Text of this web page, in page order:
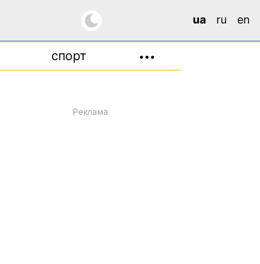
ua ru en
спорт •••
Реклама